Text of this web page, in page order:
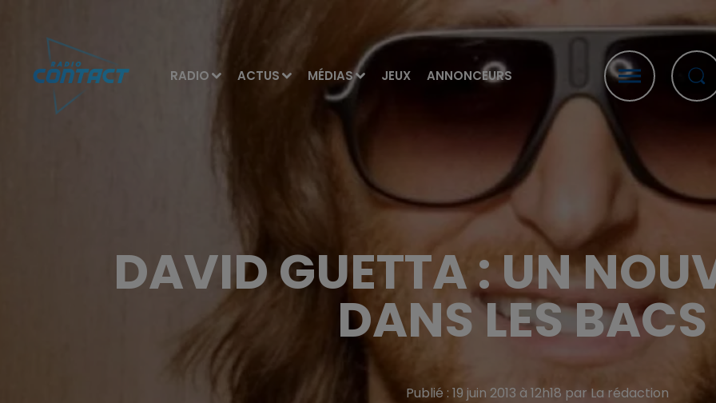
RADIO ACTUS MÉDIAS JEUX ANNONCEURS
DAVID GUETTA : UN
DANS LES
Publié : 19 juin 2013 à 12h18 par La rédaction